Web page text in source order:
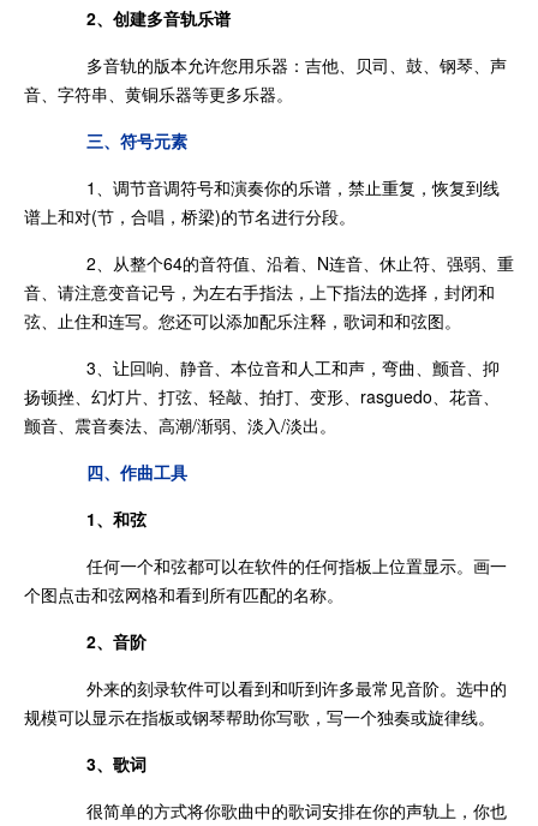
2、创建多音轨乐谱
多音轨的版本允许您用乐器：吉他、贝司、鼓、钢琴、声
音、字符串、黄铜乐器等更多乐器。
三、符号元素
1、调节音调符号和演奏你的乐谱，禁止重复，恢复到线
谱上和对(节，合唱，桥梁)的节名进行分段。
2、从整个64的音符值、沿着、N连音、休止符、强弱、重
音、请注意变音记号，为左右手指法，上下指法的选择，封闭和
弦、止住和连写。您还可以添加配乐注释，歌词和和弦图。
3、让回响、静音、本位音和人工和声，弯曲、颤音、抑
扬顿挫、幻灯片、打弦、轻敲、拍打、变形、rasguedo、花音、
颤音、震音奏法、高潮/渐弱、淡入/淡出。
四、作曲工具
1、和弦
任何一个和弦都可以在软件的任何指板上位置显示。画一
个图点击和弦网格和看到所有匹配的名称。
2、音阶
外来的刻录软件可以看到和听到许多最常见音阶。选中的
规模可以显示在指板或钢琴帮助你写歌，写一个独奏或旋律线。
3、歌词
很简单的方式将你歌曲中的歌词安排在你的声轨上，你也